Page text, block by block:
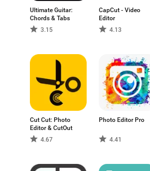
Ultimate Guitar:
Chords & Tabs
3.15
CapCut - Video
Editor
4.13
Cut Cut: Photo
Editor & CutOut
4.67
Photo Editor Pro
4.41